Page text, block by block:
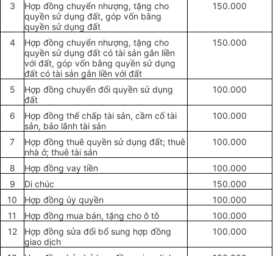
3
Hợp đồng chuyển nhượng, tặng cho
quyền sử dụng đất, góp vốn bằng
quyền sử dụng đất
150.000
4
Hợp đồng chuyển nhượng, tặng cho
quyền sử dụng đất có tài sản gắn liền
với đất, góp vốn bằng quyền sử dụng
đất có tài sản gắn liền với đất
150.000
5
Hợp đồng chuyển đổi quyền sử dụng
đất
100.000
6
Hợp đồng thế chấp tài sản, cầm cố tài
sản, bảo lãnh tài sản
100.000
7 Hợp đồng thuê quyền sử dụng đất; thuê
nhà ở; thuê tài sản
100.000
8 Hợp đồng vay tiền
100.000
9
Di chúc
150.000
10
Hợp đồng ủy quyền
100.000
11
Hợp đồng mua bán, tặng cho ô tô
100.000
12
Hợp đồng sửa đổi bổ sung hợp đồng
giao dịch
100.000